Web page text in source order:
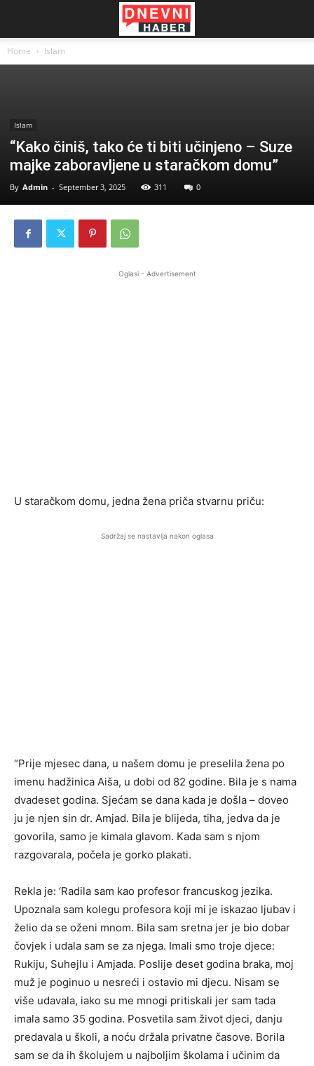
Home Islam
Islam
“Kako činiš, tako će ti biti učinjeno – Suze
majke zaboravljene u staračkom domu”
By Admin - September 3, 2025 311 0
Oglasi - Advertisement
U staračkom domu, jedna žena priča stvarnu priču:
Sadržaj se nastavlja nakon oglasa
“Prije mjesec dana, u našem domu je preselila žena po
imenu hadžinica Aiša, u dobi od 82 godine. Bila je s nama
dvadeset godina. Sjećam se dana kada je došla – doveo
ju je njen sin dr. Amjad. Bila je blijeda, tiha, jedva da je
govorila, samo je kimala glavom. Kada sam s njom
razgovarala, počela je gorko plakati.
Rekla je: ‘Radila sam kao profesor francuskog jezika.
Upoznala sam kolegu profesora koji mi je iskazao ljubav i
želio da se oženi mnom. Bila sam sretna jer je bio dobar
čovjek i udala sam se za njega. Imali smo troje djece:
Rukiju, Suhejlu i Amjada. Poslije deset godina braka, moj
muž je poginuo u nesreći i ostavio mi djecu. Nisam se
više udavala, iako su me mnogi pritiskali jer sam tada
imala samo 35 godina. Posvetila sam život djeci, danju
predavala u školi, a noću držala privatne časove. Borila
sam se da ih školujem u najboljim školama i učinim da